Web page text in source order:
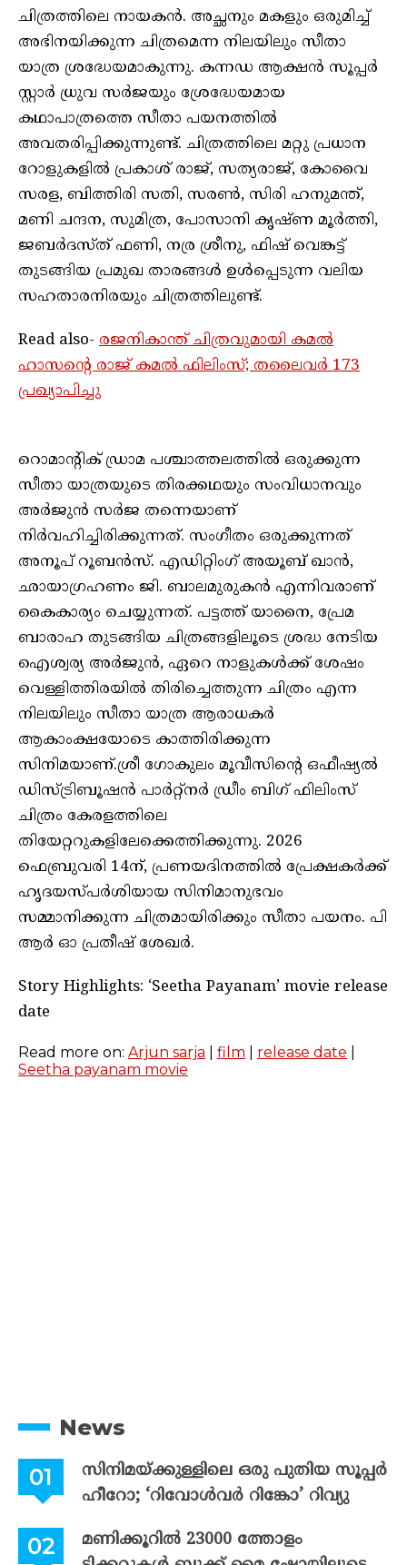
ചിത്രത്തിലെ നായകൻ. അച്ഛനും മകളും ഒരുമിച്ച്
അഭിനയിക്കുന്ന ചിത്രമെന്ന നിലയിലും സീതാ
യാത്ര ശ്രദ്ധേയമാകുന്നു. കന്നഡ ആക്ഷൻ സൂപ്പർ
സ്റ്റാർ ധ്രുവ സർജയും ശ്രേദ്ധേയമായ
കഥാപാത്രത്തെ സീതാ പയനത്തിൽ
അവതരിപ്പിക്കുന്നുണ്ട്. ചിത്രത്തിലെ മറ്റു പ്രധാന
റോളുകളിൽ പ്രകാശ് രാജ്, സത്യരാജ്, കോവൈ
സരള, ബിത്തിരി സതി, സരൺ, സിരി ഹനുമന്ത്,
മണി ചന്ദന, സുമിത്ര, പോസാനി കൃഷ്ണ മൂർത്തി,
ജബർദസ്ത് ഫണി, നര്ര ശ്രീനു, ഫിഷ് വെങ്കട്ട്
തുടങ്ങിയ പ്രമുഖ താരങ്ങൾ ഉൾപ്പെടുന്ന വലിയ
സഹതാരനിരയും ചിത്രത്തിലുണ്ട്.
Read also- രജനികാന്ത് ചിത്രവുമായി കമൽ
ഹാസന്റെ രാജ് കമൽ ഫിലിംസ്; തലൈവർ 173
പ്രഖ്യാപിച്ചു
റൊമാന്റിക് ഡ്രാമ പശ്ചാത്തലത്തിൽ ഒരുക്കുന്ന
സീതാ യാത്രയുടെ തിരക്കഥയും സംവിധാനവും
അർജുൻ സർജ തന്നെയാണ്
നിർവഹിച്ചിരിക്കുന്നത്. സംഗീതം ഒരുക്കുന്നത്
അനൂപ് റൂബൻസ്. എഡിറ്റിംഗ് അയൂബ് ഖാൻ,
ഛായാഗ്രഹണം ജി. ബാലമുരുകൻ എന്നിവരാണ്
കൈകാര്യം ചെയ്യുന്നത്. പട്ടത്ത് യാനൈ, പ്രേമ
ബാരാഹ തുടങ്ങിയ ചിത്രങ്ങളിലൂടെ ശ്രദ്ധ നേടിയ
ഐശ്വര്യ അർജുൻ, ഏറെ നാളുകൾക്ക് ശേഷം
വെള്ളിത്തിരയിൽ തിരിച്ചെത്തുന്ന ചിത്രം എന്ന
നിലയിലും സീതാ യാത്ര ആരാധകർ
ആകാംക്ഷയോടെ കാത്തിരിക്കുന്ന
സിനിമയാണ്.ശ്രീ ഗോകുലം മൂവീസിന്റെ ഒഫീഷ്യൽ
ഡിസ്ട്രിബൂഷൻ പാർറ്റ്നർ ഡ്രീം ബിഗ് ഫിലിംസ്
ചിത്രം കേരളത്തിലെ
തിയേറ്ററുകളിലേക്കെത്തിക്കുന്നു. 2026
ഫെബ്രുവരി 14ന്, പ്രണയദിനത്തിൽ പ്രേക്ഷകർക്ക്
ഹൃദയസ്പർശിയായ സിനിമാനുഭവം
സമ്മാനിക്കുന്ന ചിത്രമായിരിക്കും സീതാ പയനം. പി
ആർ ഓ പ്രതീഷ് ശേഖർ.
Story Highlights: ‘Seetha Payanam’ movie release
date
Read more on: Arjun sarja film release date
Seetha payanam movie
News
സിനിമയ്ക്കുള്ളിലെ ഒരു പുതിയ സൂപ്പർ
ഹീറോ; ‘റിവോൾവർ റിങ്കോ’ റിവ്യു
മണിക്കൂറിൽ 23000 ത്തോളം